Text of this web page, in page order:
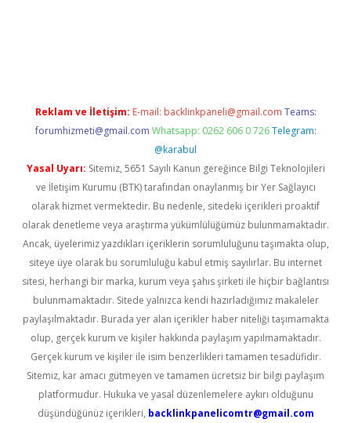
Reklam ve İletişim: E-mail: backlinkpaneli@gmail.com Teams:
forumhizmeti@gmail.com Whatsapp: 0262 606 0 726 Telegram:
@karabul
Yasal Uyarı: Sitemiz, 5651 Sayılı Kanun gereğince Bilgi Teknolojileri
ve İletişim Kurumu (BTK) tarafından onaylanmış bir Yer Sağlayıcı
olarak hizmet vermektedir. Bu nedenle, sitedeki içerikleri proaktif
olarak denetleme veya araştırma yükümlülüğümüz bulunmamaktadır.
Ancak, üyelerimiz yazdıkları içeriklerin sorumluluğunu taşımakta olup,
siteye üye olarak bu sorumluluğu kabul etmiş sayılırlar. Bu internet
sitesi, herhangi bir marka, kurum veya şahıs şirketi ile hiçbir bağlantısı
bulunmamaktadır. Sitede yalnızca kendi hazırladığımız makaleler
paylaşılmaktadır. Burada yer alan içerikler haber niteliği taşımamakta
olup, gerçek kurum ve kişiler hakkında paylaşım yapılmamaktadır.
Gerçek kurum ve kişiler ile isim benzerlikleri tamamen tesadüfidir.
Sitemiz, kar amacı gütmeyen ve tamamen ücretsiz bir bilgi paylaşım
platformudur. Hukuka ve yasal düzenlemelere aykırı olduğunu
düşündüğünüz içerikleri, backlinkpanelicomtr@gmail.com